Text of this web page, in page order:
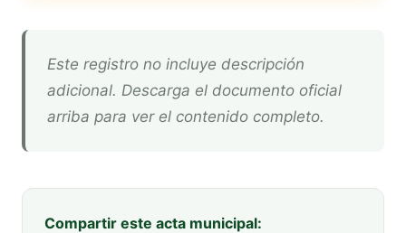
Este registro no incluye descripción
adicional. Descarga el documento oficial
arriba para ver el contenido completo.
Compartir este acta municipal: